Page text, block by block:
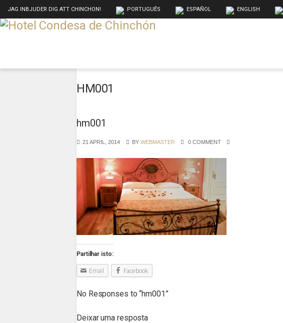
JAG INBJUDER DIG ATT CHINCHON! PORTUGUÊS ESPAÑOL ENGLISH
HM001
hm001
21 APRIL, 2014 BY WEBMASTER 0 COMMENT
Partilhar isto:
Email Facebook
No Responses to “hm001”
Deixar uma resposta